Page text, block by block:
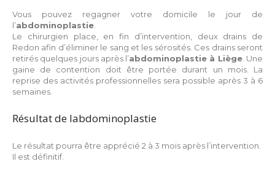
Vous pouvez regagner votre domicile le jour de
l’abdominoplastie
Le chirurgien place, en fin d’intervention, deux drains de
Redon afin d’éliminer le sang et les sérosités. Ces drains seront
retirés quelques jours après l’abdominoplastie à Liège. Une
gaine de contention doit être portée durant un mois. La
reprise des activités professionnelles sera possible après 3 à 6
semaines.
Résultat de labdominoplastie
Le résultat pourra être apprécié 2 à 3 mois après l’intervention.
Il est définitif.